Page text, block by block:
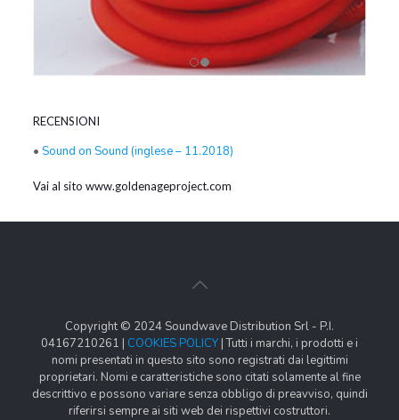
RECENSIONI
• Sound on Sound (inglese – 11.2018)
Vai al sito www.goldenageproject.com
Copyright © 2024 Soundwave Distribution Srl - P.I.
04167210261 | COOKIES POLICY | Tutti i marchi, i prodotti e i
nomi presentati in questo sito sono registrati dai legittimi
proprietari. Nomi e caratteristiche sono citati solamente al fine
descrittivo e possono variare senza obbligo di preavviso, quindi
riferirsi sempre ai siti web dei rispettivi costruttori.